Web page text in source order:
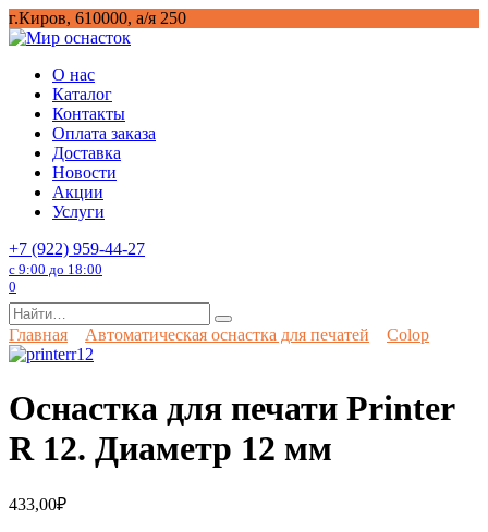
Перейти
к
г.Киров, 610000, а/я 250
О нас
Каталог
Контакты
Оплата заказа
Доставка
Новости
Акции
Услуги
+7 (922) 959-44-27
с 9:00 до 18:00
0
Search
for:
Главная Автоматическая оснастка для печатей Colop
Оснастка для печати Printer
R 12. Диаметр 12 мм
433,00₽